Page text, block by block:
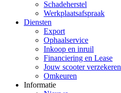
Schadeherstel
Werkplaatsafspraak
Diensten
Export
Ophaalservice
Inkoop en inruil
Financiering en Lease
Jouw scooter verzekeren
Omkeuren
Informatie